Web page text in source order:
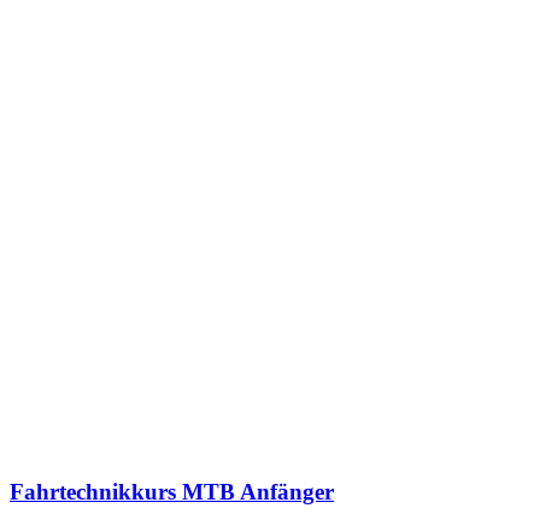
Fahrtechnikkurs MTB Anfänger